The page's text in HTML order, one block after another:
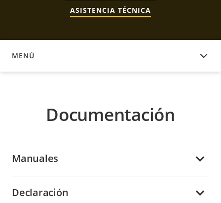
ASISTENCIA TÉCNICA
MENÚ
DOCUMENTACIÓN
Documentación
Manuales
Declaración